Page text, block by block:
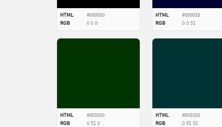
HTML
#000000
RGB
0 0 0
HTML
#000033
RGB
0 0 51
HTML
#003300
RGB
0 51 0
HTML
#003333
RGB
0 51 51